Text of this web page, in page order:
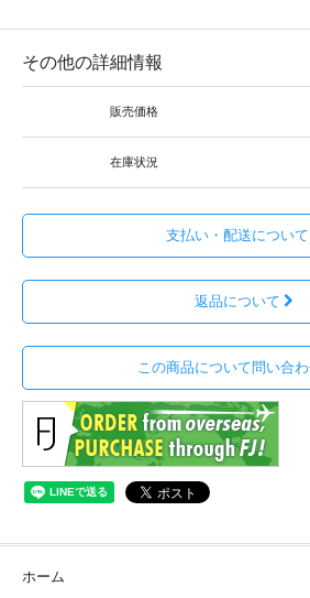
その他の詳細情報
販売価格
在庫状況
支払い・配送について
返品について
この商品について問い合
ホーム